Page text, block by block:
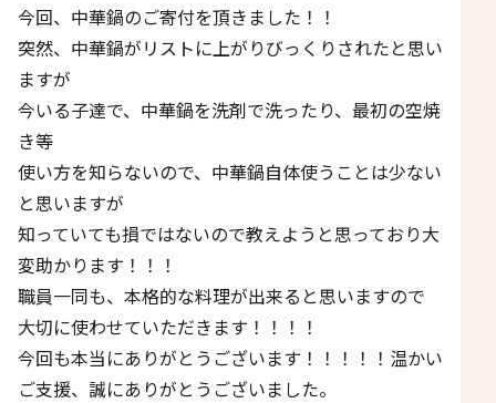
今回、中華鍋のご寄付を頂きました！！
突然、中華鍋がリストに上がりびっくりされたと思い
ますが
今いる子達で、中華鍋を洗剤で洗ったり、最初の空焼
き等
使い方を知らないので、中華鍋自体使うことは少ない
と思いますが
知っていても損ではないので教えようと思っており大
変助かります！！！
職員一同も、本格的な料理が出来ると思いますので
大切に使わせていただきます！！！！
今回も本当にありがとうございます！！！！！ 温かい
ご支援、誠にありがとうございました。